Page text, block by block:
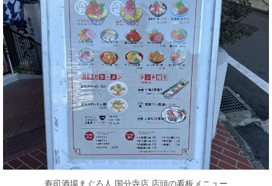
寿司酒場まぐろ人 国分寺店 店頭の看板メニュー